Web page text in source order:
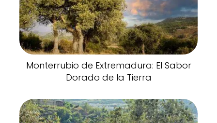
Monterrubio de Extremadura: El Sabor
Dorado de la Tierra